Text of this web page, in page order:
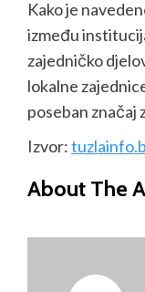
Kako je
između
zajedničko
lokalne
poseban značaj
Izvor:
About The